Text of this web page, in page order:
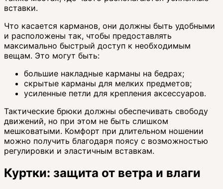
вставки.
Что касается карманов, они должны быть удобными
и расположены так, чтобы предоставлять
максимально быстрый доступ к необходимым
вещам. Это могут быть:
большие накладные карманы на бедрах;
скрытые карманы для мелких предметов;
усиленные петли для крепления аксессуаров.
Тактические брюки должны обеспечивать свободу
движений, но при этом не быть слишком
мешковатыми. Комфорт при длительном ношении
можно получить благодаря поясу с возможностью
регулировки и эластичным вставкам.
Куртки: защита от ветра и влаги